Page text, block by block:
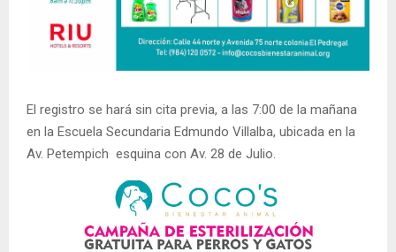
El registro se hará sin cita previa, a las 7:00 de la mañana
en la Escuela Secundaria Edmundo Villalba, ubicada en la
Av. Petempich esquina con Av. 28 de Julio.